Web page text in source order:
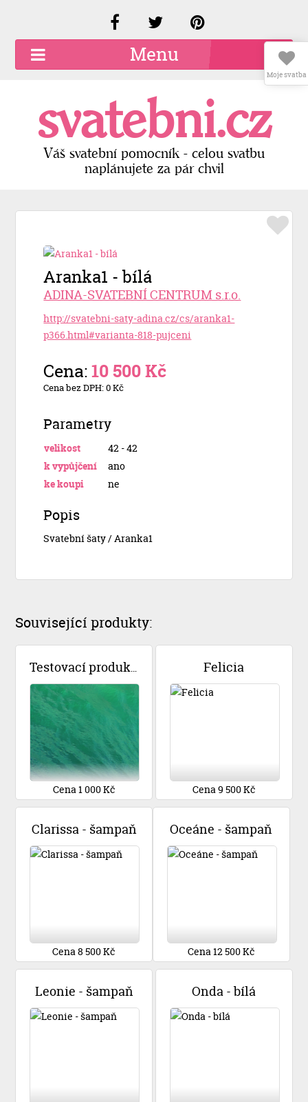
Menu
Kariéra
Kontakty
Přidat firmu
svatebni.cz
Váš svatební pomocník - celou svatbu
naplánujete za pár chvil
Aranka1 - bílá
ADINA-SVATEBNÍ CENTRUM s.r.o.
http://svatebni-saty-adina.cz/cs/aranka1-
p366.html#varianta-818-pujceni
Cena:10 500 Kč
Cena bez DPH: 0 Kč
Parametry
velikost
42 - 42
k vypůjčení
ano
ke koupi
ne
Popis
Svatební šaty / Aranka1
Související produkty:
Testovací produkt 2
Cena 1 000 Kč
Felicia
Cena 9 500 Kč
Clarissa - šampaň
Cena 8 500 Kč
Oceáne - šampaň
Cena 12 500 Kč
Leonie - šampaň Onda - bílá
Moje svatba